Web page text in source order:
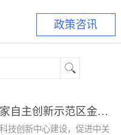
创新
政策咨讯
政策|关于开展2019年中关村国家自主创新示范区金种子企业征集工作的通知
创新中心建设，促进中关